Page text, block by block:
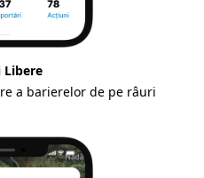
Libere
a barierelor de pe râuri